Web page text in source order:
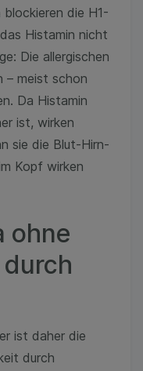
die H1-
Histamin nicht
Die allergischen
– meist schon
Da Histamin
ist, wirken
sie die Blut-Hirn-
Kopf wirken
ohne
ist daher die
durch